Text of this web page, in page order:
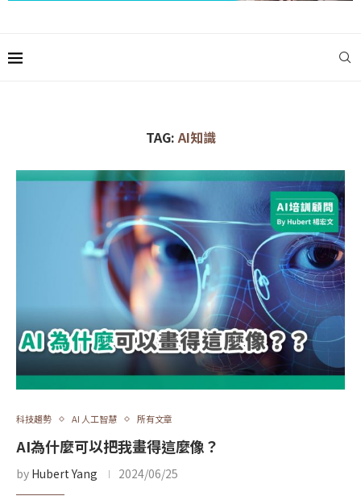
TAG:AI知識
科技趨勢 AI 人工智慧 所有文章
AI為什麼可以把我畫得這麼像？
by Hubert Yang 2024/06/25